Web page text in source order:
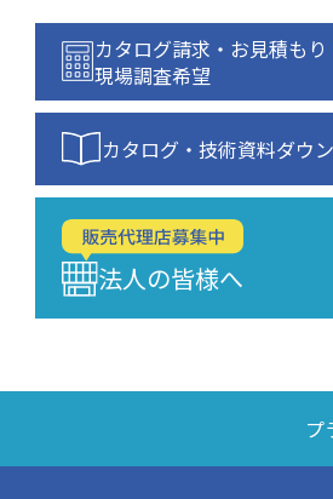
カタログ請求・お見積もり
現場調査希望
カタログ・技術資料ダウ
法人の皆様へ
プ